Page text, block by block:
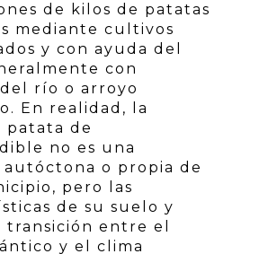
de kilos de patatas
mediante cultivos
y con ayuda del
con
río o arroyo
En realidad, la
patata de
no es una
autóctona o propia de
pero las
de su suelo y
transición entre el
y el clima